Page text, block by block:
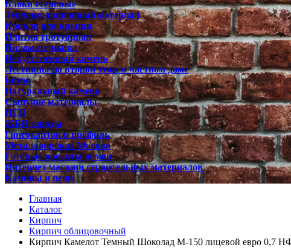
Блоки стеновые
Теплоизоляционный материал
Кровля для крыши
Плитка тротуарная
Пиломатериалы
Искусственный камень
Лестницы на второй этаж в частном доме
Бетон
Натуральный камень
Сыпучие материалы
ПГП
ЖБИ заводы
Гипсокартон и профиль
Металлопрокат Москва
Готовые проекты домов
Интернет магазин строительных материалов
Камины и печи
Главная
Каталог
Кирпич
Кирпич облицовочный
Кирпич Камелот Темный Шоколад М-150 лицевой евро 0,7